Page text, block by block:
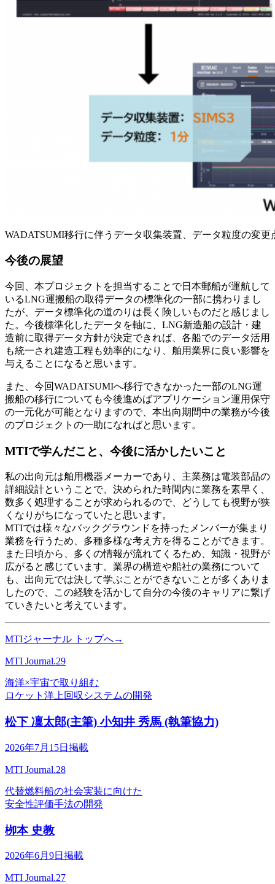
WADATSUMI移行に伴うデータ収集装置、データ粒度の変更
今後の展望
今回、本プロジェクトを担当することで日本郵船が運航して
いるLNG運搬船の取得データの標準化の一部に携わりまし
たが、データ標準化の道のりは長く険しいものだと感じまし
た。今後標準化したデータを軸に、LNG新造船の設計・建
造前に取得データ方針が決定できれば、各船でのデータ活用
も統一され建造工程も効率的になり、舶用業界に良い影響を
与えることになると思います。
また、今回WADATSUMIへ移行できなかった一部のLNG運
搬船の移行についても今後進めばアプリケーション運用保守
の一元化が可能となりますので、本出向期間中の業務が今後
のプロジェクトの一助になればと思います。
MTIで学んだこと、今後に活かしたいこと
私の出向元は舶用機器メーカーであり、主業務は電装部品の
詳細設計ということで、決められた時間内に業務を素早く、
数多く処理することが求められるので、どうしても視野が狭
くなりがちになっていたと思います。
MTIでは様々なバックグラウンドを持ったメンバーが集まり
業務を行うため、多種多様な考え方を得ることができます。
また日頃から、多くの情報が流れてくるため、知識・視野が
広がると感じています。業界の構造や船社の業務について
も、出向元では決して学ぶことができないことが多くありま
したので、この経験を活かして自分の今後のキャリアに繋げ
ていきたいと考えています。
MTIジャーナル トップへ→
MTI Journal.29
海洋×宇宙で取り組む
ロケット洋上回収システムの開発
松下 凜太郎(主筆) 小知井 秀馬 (執筆協力)
2026年7月15日掲載
MTI Journal.28
代替燃料船の社会実装に向けた
安全性評価手法の開発
栁本 史教
2026年6月9日掲載
MTI Journal.27